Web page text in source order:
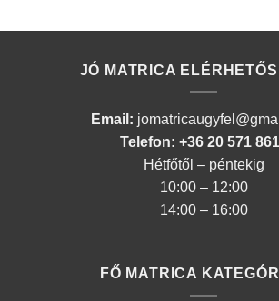
JÓ MATRICA
Email:
Telefon: +36 20 571
Hétfőtől – péntekig
10:00 – 12:00
14:00 – 16:00
FŐ MATRICA